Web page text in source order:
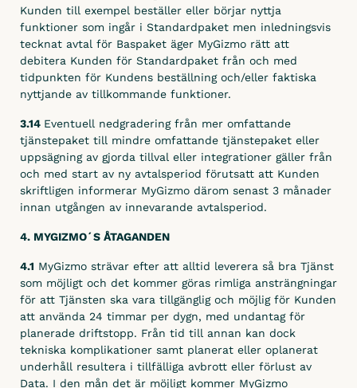
Kunden till exempel beställer eller börjar nyttja
funktioner som ingår i Standardpaket men inledningsvis
tecknat avtal för Baspaket äger MyGizmo rätt att
debitera Kunden för Standardpaket från och med
tidpunkten för Kundens beställning och/eller faktiska
nyttjande av tillkommande funktioner.
3.14 Eventuell nedgradering från mer omfattande
tjänstepaket till mindre omfattande tjänstepaket eller
uppsägning av gjorda tillval eller integrationer gäller från
och med start av ny avtalsperiod förutsatt att Kunden
skriftligen informerar MyGizmo därom senast 3 månader
innan utgången av innevarande avtalsperiod.
4. MYGIZMO´S ÅTAGANDEN
4.1 MyGizmo strävar efter att alltid leverera så bra Tjänst
som möjligt och det kommer göras rimliga ansträngningar
för att Tjänsten ska vara tillgänglig och möjlig för Kunden
att använda 24 timmar per dygn, med undantag för
planerade driftstopp. Från tid till annan kan dock
tekniska komplikationer samt planerat eller oplanerat
underhåll resultera i tillfälliga avbrott eller förlust av
Data. I den mån det är möjligt kommer MyGizmo